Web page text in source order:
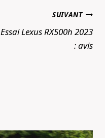
SUIVANT
Essai Lexus RX500h 2023
: avis